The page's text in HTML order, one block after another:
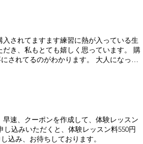
がわかります。 大人になって
速、クーポンを作成して、体験レッスン
込みいただくと、体験レッスン料550円
込み、お待ちしております。